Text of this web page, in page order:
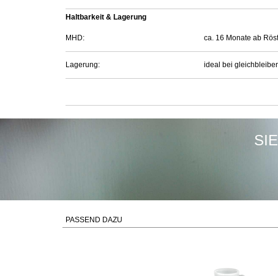
Haltbarkeit & Lagerung
MHD: ca. 16 Monate ab
Lagerung: ideal bei
PASSEND DAZU